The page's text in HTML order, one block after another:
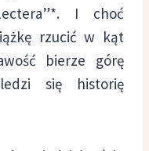
I choć
rzucić w kąt
bierze górę
się historię